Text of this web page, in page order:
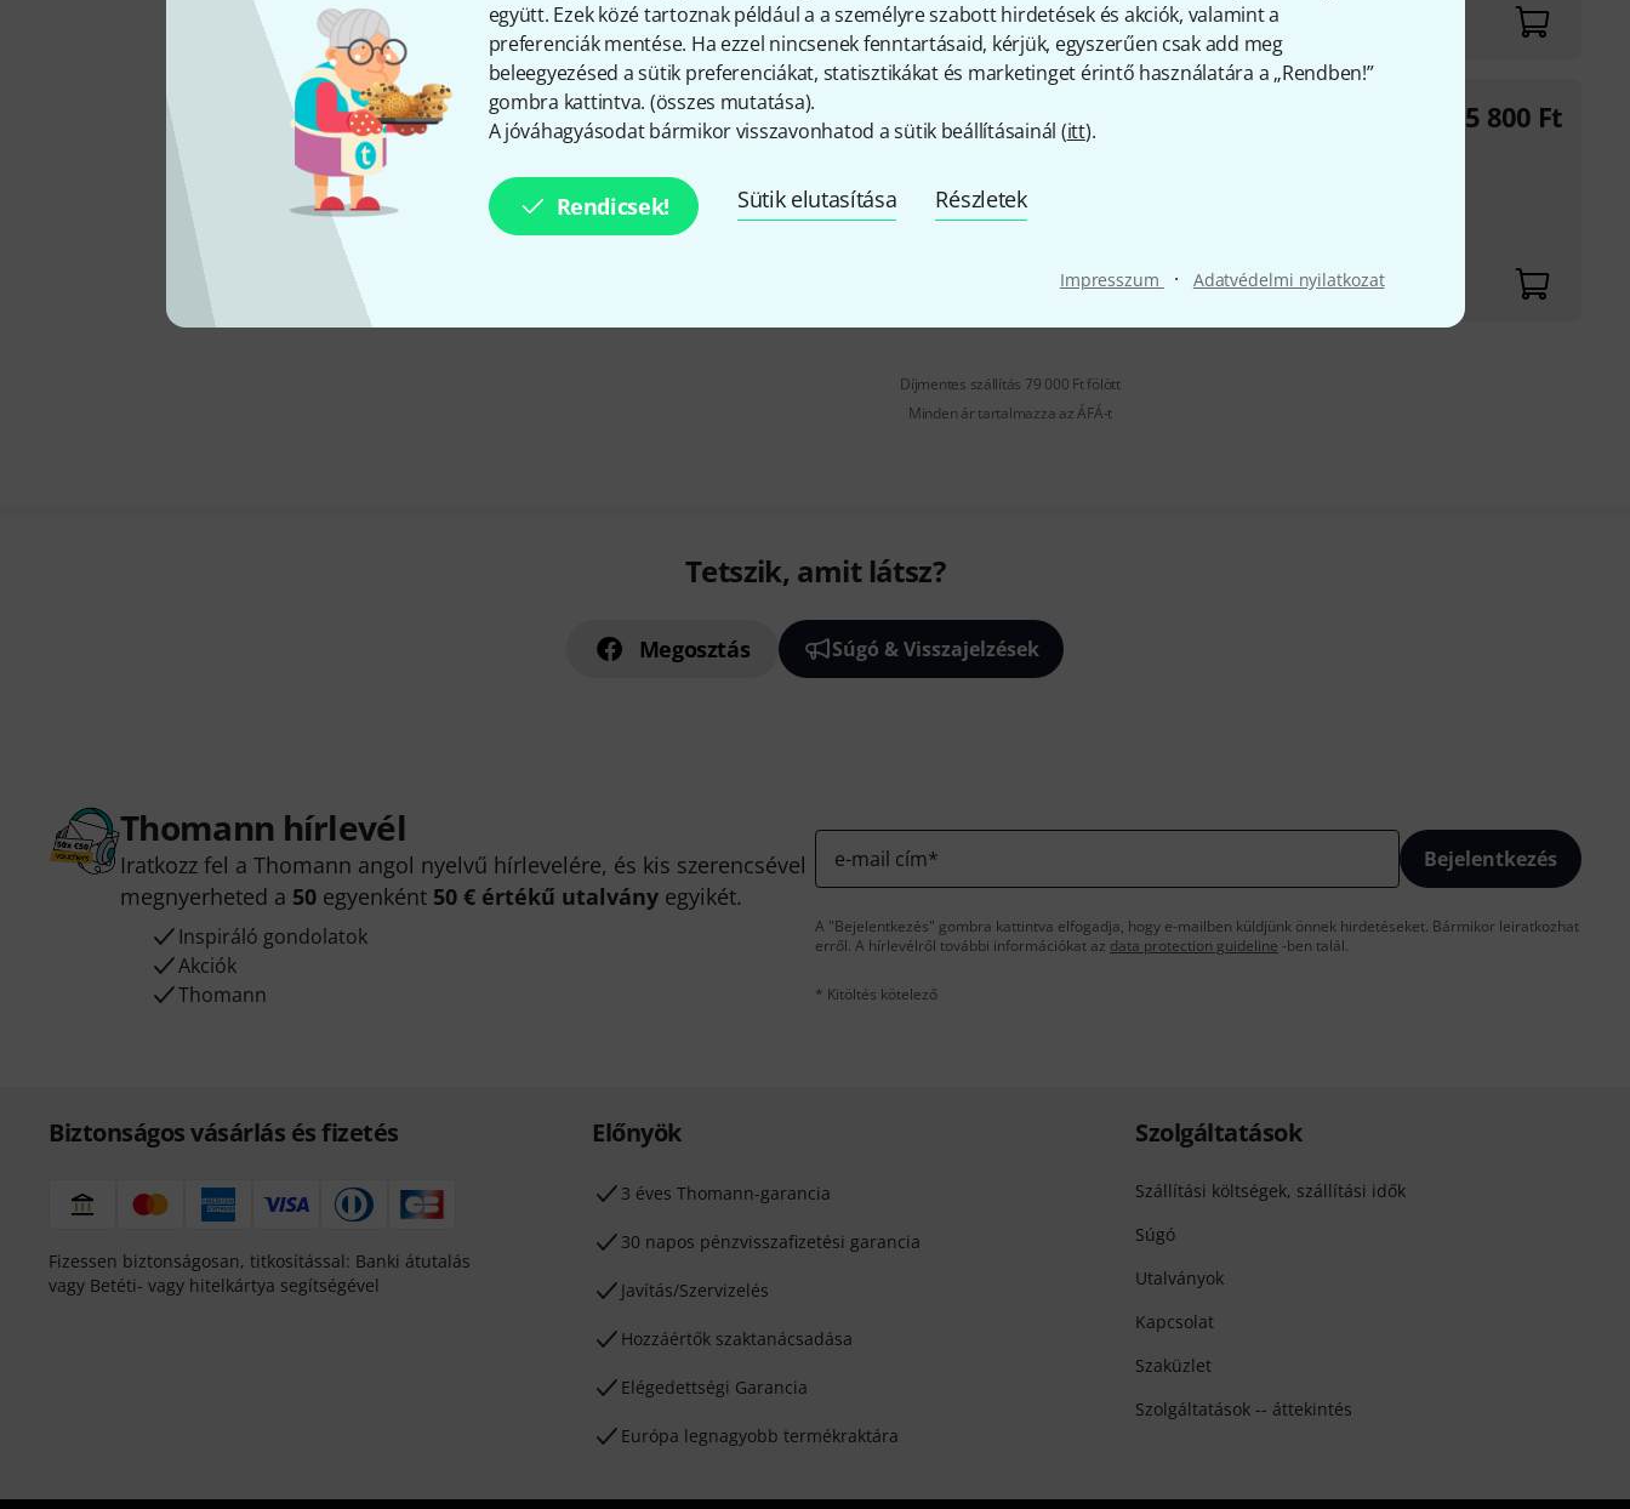
együtt. Ezek közé tartoznak például a a személyre szabott hirdetések és akciók, valamint a
preferenciák mentése. Ha ezzel nincsenek fenntartásaid, kérjük, egyszerűen csak add meg
beleegyezésed a sütik preferenciákat, statisztikákat és marketinget érintő használatára a „Rendben!”
gombra kattintva. (összes mutatása).
A jóváhagyásodat bármikor visszavonhatod a sütik beállításainál (itt).
Rendicsek! Sütik elutasítása Részletek
Impresszum · Adatvédelmi nyilatkozat
Azonnal szállítható
BLACKPANTHERSYSTEM
11
Az első szint magassága 8 fokozatban állítható
135 800 Ft
Díjmentes szállítás 79 000 Ft fölött
Minden ár tartalmazza az ÁFÁ-t
Tetszik, amit látsz?
Megosztás Súgó & Visszajelzések
Thomann hírlevél
Iratkozz fel a Thomann angol nyelvű hírlevelére, és kis szerencsével
megnyerheted a 50 egyenként 50 € értékű utalvány egyikét.
Inspiráló gondolatok
Akciók
Thomann
e-mail cím* Bejelentkezés
A "Bejelentkezés" gombra kattintva elfogadja, hogy e-mailben küldjünk önnek hirdetéseket. Bármikor leiratkozhat
erről. A hírlevélről további információkat az data protection guideline -ben talál.
* Kitöltés kötelező
Biztonságos vásárlás és fizetés
Fizessen biztonságosan, titkosítással: Banki átutalás
vagy Betéti- vagy hitelkártya segítségével
Előnyök
3 éves Thomann-garancia
30 napos pénzvisszafizetési garancia
Javítás/Szervizelés
Hozzáértők szaktanácsadása
Elégedettségi Garancia
Európa legnagyobb termékraktára
Szolgáltatások
Szállítási költségek, szállítási idők
Súgó
Utalványok
Kapcsolat
Szaküzlet
Szolgáltatások -- áttekintés